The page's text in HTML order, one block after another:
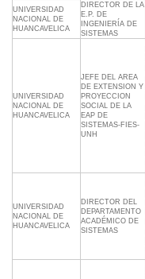
UNIVERSIDAD
NACIONAL DE
HUANCAVELICA
DIRECTOR DE LA
E.P. DE
INGENIERÍA DE
SISTEMAS
UNIVERSIDAD
NACIONAL DE
HUANCAVELICA
JEFE DEL AREA
DE EXTENSION Y
PROYECCION
SOCIAL DE LA
EAP DE
SISTEMAS-FIES-
UNH
UNIVERSIDAD
NACIONAL DE
HUANCAVELICA
DIRECTOR DEL
DEPARTAMENTO
ACADÉMICO DE
SISTEMAS